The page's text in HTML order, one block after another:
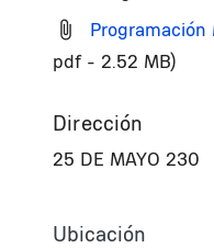
Programación
pdf - 2.52 MB)
Dirección
25 DE MAYO 230
Ubicación